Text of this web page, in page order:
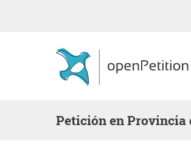
Petición en Provincia